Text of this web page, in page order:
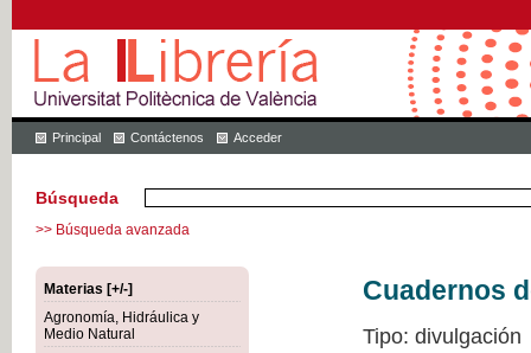
Principal Contáctenos Acceder
Búsqueda
>> Búsqueda avanzada
Materias [+/-]
Agronomía, Hidráulica y
Medio Natural
Cuadernos
Tipo: divulgación